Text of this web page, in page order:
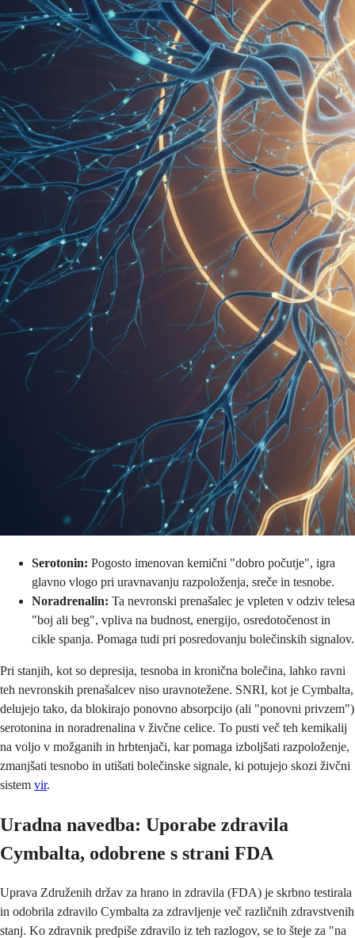
Serotonin: Pogosto imenovan kemični "dobro počutje", igra
glavno vlogo pri uravnavanju razpoloženja, sreče in tesnobe.
Noradrenalin: Ta nevronski prenašalec je vpleten v odziv telesa
"boj ali beg", vpliva na budnost, energijo, osredotočenost in
cikle spanja. Pomaga tudi pri posredovanju bolečinskih signalov.
Pri stanjih, kot so depresija, tesnoba in kronična bolečina, lahko ravni
teh nevronskih prenašalcev niso uravnotežene. SNRI, kot je Cymbalta,
delujejo tako, da blokirajo ponovno absorpcijo (ali "ponovni privzem")
serotonina in noradrenalina v živčne celice. To pusti več teh kemikalij
na voljo v možganih in hrbtenjači, kar pomaga izboljšati razpoloženje,
zmanjšati tesnobo in utišati bolečinske signale, ki potujejo skozi živčni
sistem vir.
Uradna navedba: Uporabe zdravila
Cymbalta, odobrene s strani FDA
Uprava Združenih držav za hrano in zdravila (FDA) je skrbno testirala
in odobrila zdravilo Cymbalta za zdravljenje več različnih zdravstvenih
stanj. Ko zdravnik predpiše zdravilo iz teh razlogov, se to šteje za "na